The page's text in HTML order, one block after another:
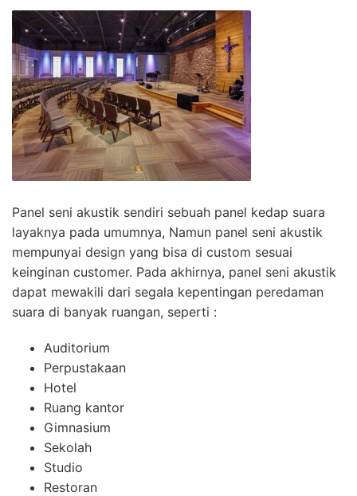
Panel seni akustik sendiri sebuah panel kedap suara
layaknya pada umumnya, Namun panel seni akustik
mempunyai design yang bisa di custom sesuai
keinginan customer. Pada akhirnya, panel seni akustik
dapat mewakili dari segala kepentingan peredaman
suara di banyak ruangan, seperti :
Auditorium
Perpustakaan
Hotel
Ruang kantor
Gimnasium
Sekolah
Studio
Restoran